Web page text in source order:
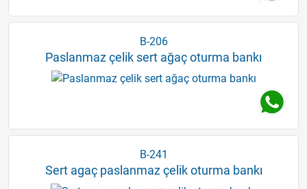
B-206
Paslanmaz çelik sert ağaç oturma bankı
B-241
Sert agaç paslanmaz çelik oturma bankı